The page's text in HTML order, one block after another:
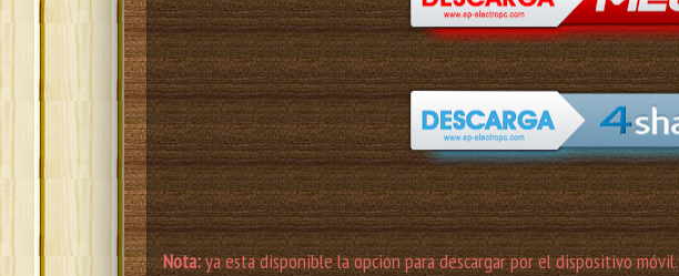
Nota:ya esta disponible la opcion para descargar por el dispositivo móvil.